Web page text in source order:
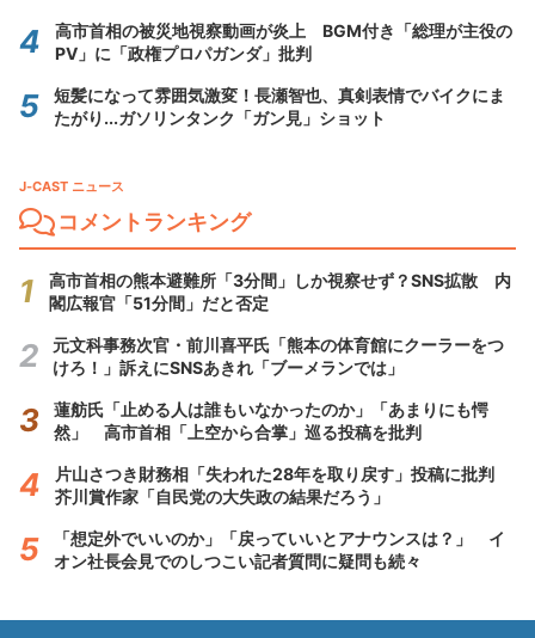
高市首相の被災地視察動画が炎上 BGM付き「総理が主役の
PV」に「政権プロパガンダ」批判
短髪になって雰囲気激変！長瀬智也、真剣表情でバイクにま
たがり...ガソリンタンク「ガン見」ショット
J-CAST ニュース
コメントランキング
高市首相の熊本避難所「3分間」しか視察せず？SNS拡散 内
閣広報官「51分間」だと否定
元文科事務次官・前川喜平氏「熊本の体育館にクーラーをつ
けろ！」訴えにSNSあきれ「ブーメランでは」
蓮舫氏「止める人は誰もいなかったのか」「あまりにも愕
然」 高市首相「上空から合掌」巡る投稿を批判
片山さつき財務相「失われた28年を取り戻す」投稿に批判
芥川賞作家「自民党の大失政の結果だろう」
「想定外でいいのか」「戻っていいとアナウンスは？」 イ
オン社長会見でのしつこい記者質問に疑問も続々